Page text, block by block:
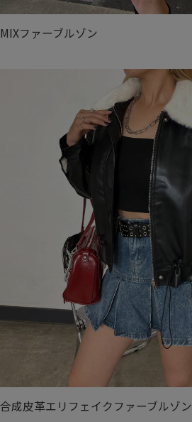
MIXファーブルゾン
合成皮革エリフェイクファーブルゾン